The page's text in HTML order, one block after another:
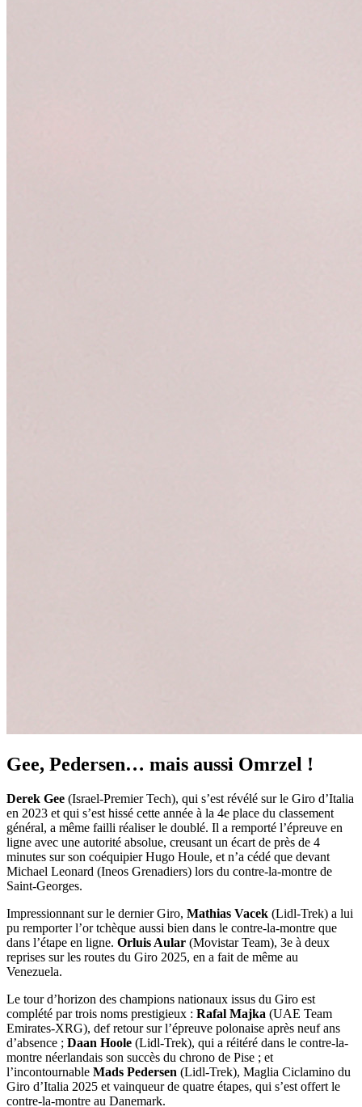
Gee, Pedersen… mais aussi Omrzel !
Derek Gee (Israel-Premier Tech), qui s’est révélé sur le Giro d’Italia
en 2023 et qui s’est hissé cette année à la 4e place du classement
général, a même failli réaliser le doublé. Il a remporté l’épreuve en
ligne avec une autorité absolue, creusant un écart de près de 4
minutes sur son coéquipier Hugo Houle, et n’a cédé que devant
Michael Leonard (Ineos Grenadiers) lors du contre-la-montre de
Saint-Georges.
Impressionnant sur le dernier Giro, Mathias Vacek (Lidl-Trek) a lui
pu remporter l’or tchèque aussi bien dans le contre-la-montre que
dans l’étape en ligne. Orluis Aular (Movistar Team), 3e à deux
reprises sur les routes du Giro 2025, en a fait de même au
Venezuela.
Le tour d’horizon des champions nationaux issus du Giro est
complété par trois noms prestigieux : Rafal Majka (UAE Team
Emirates-XRG), def retour sur l’épreuve polonaise après neuf ans
d’absence ; Daan Hoole (Lidl-Trek), qui a réitéré dans le contre-la-
montre néerlandais son succès du chrono de Pise ; et
l’incontournable Mads Pedersen (Lidl-Trek), Maglia Ciclamino du
Giro d’Italia 2025 et vainqueur de quatre étapes, qui s’est offert le
contre-la-montre au Danemark.